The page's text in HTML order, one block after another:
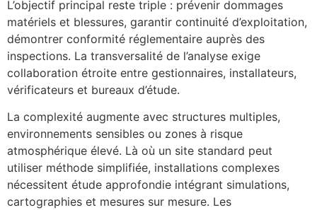
L’objectif principal reste triple : prévenir dommages
matériels et blessures, garantir continuité d’exploitation,
démontrer conformité réglementaire auprès des
inspections. La transversalité de l’analyse exige
collaboration étroite entre gestionnaires, installateurs,
vérificateurs et bureaux d’étude.
La complexité augmente avec structures multiples,
environnements sensibles ou zones à risque
atmosphérique élevé. Là où un site standard peut
utiliser méthode simplifiée, installations complexes
nécessitent étude approfondie intégrant simulations,
cartographies et mesures sur mesure. Les